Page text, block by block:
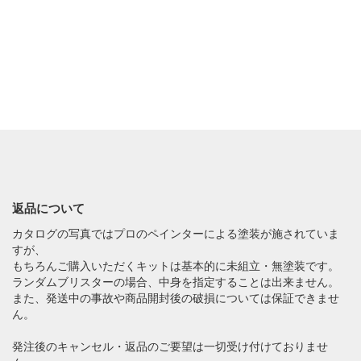
返品について
カタログの写真ではプロのペインターによる塗装が施されていま
すが、
もちろんご購入いただくキットは基本的に未組立・無塗装です。
ランダムブリスターの場合、中身を指定することは出来ません。
また、発送中の事故や商品開封後の破損については保証できませ
ん。
発注後のキャンセル・返品のご要望は一切受け付けておりませ